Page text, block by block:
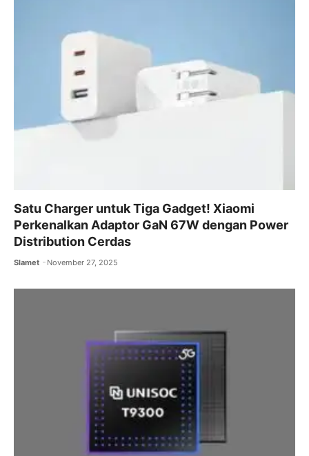
Satu Charger untuk Tiga Gadget! Xiaomi
Perkenalkan Adaptor GaN 67W dengan Power
Distribution Cerdas
Slamet November 27, 2025